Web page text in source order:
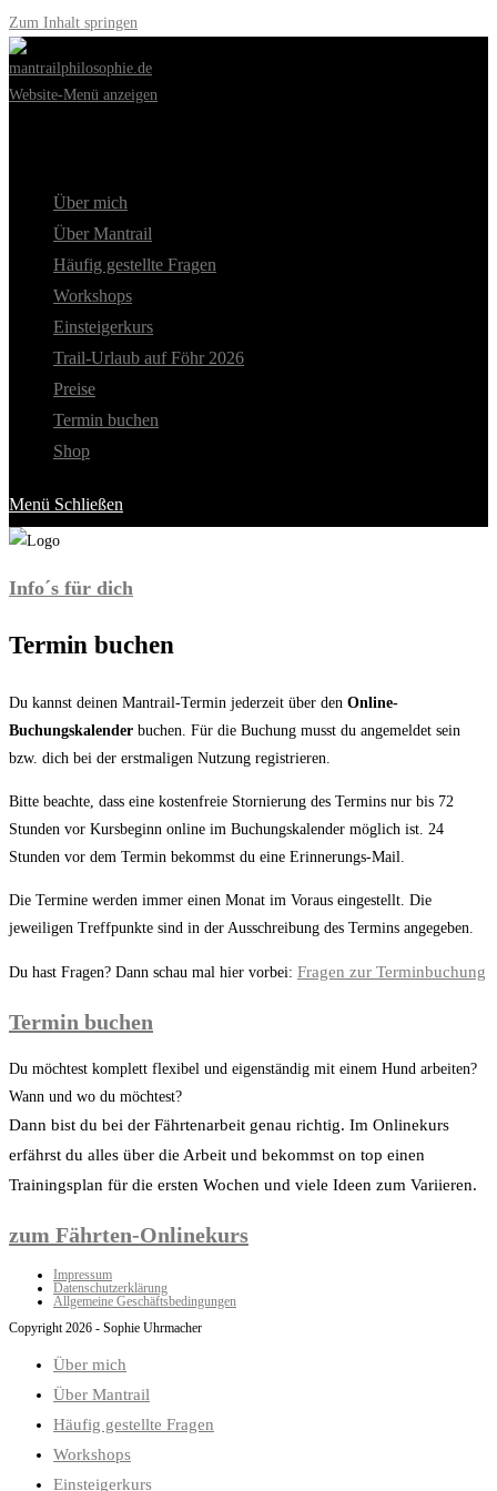
Zum Inhalt springen
Website-Menü anzeigen
Über mich
Über Mantrail
Häufig gestellte Fragen
Workshops
Einsteigerkurs
Trail-Urlaub auf Föhr 2026
Preise
Termin buchen
Shop
Menü Schließen
Info´s für dich
Termin buchen
Du kannst deinen Mantrail-Termin jederzeit über den Online-
Buchungskalender buchen. Für die Buchung musst du angemeldet sein
bzw. dich bei der erstmaligen Nutzung registrieren.
Bitte beachte, dass eine kostenfreie Stornierung des Termins nur bis 72
Stunden vor Kursbeginn online im Buchungskalender möglich ist. 24
Stunden vor dem Termin bekommst du eine Erinnerungs-Mail.
Die Termine werden immer einen Monat im Voraus eingestellt. Die
jeweiligen Treffpunkte sind in der Ausschreibung des Termins angegeben.
Du hast Fragen? Dann schau mal hier vorbei: Fragen zur Terminbuchung
Termin buchen
Du möchtest komplett flexibel und eigenständig mit einem Hund arbeiten?
Wann und wo du möchtest?
Dann bist du bei der Fährtenarbeit genau richtig. Im Onlinekurs
erfährst du alles über die Arbeit und bekommst on top einen
Trainingsplan für die ersten Wochen und viele Ideen zum Variieren.
zum Fährten-Onlinekurs
Impressum
Datenschutzerklärung
Allgemeine Geschäftsbedingungen
Copyright 2026 - Sophie Uhrmacher
Über mich
Über Mantrail
Häufig gestellte Fragen
Workshops
Einsteigerkurs